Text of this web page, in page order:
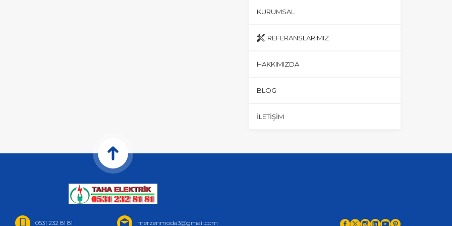
KURUMSAL
REFERANSLARIMIZ
HAKKIMIZDA
BLOG
İLETIŞIM
0531 232 81 81 merzenmoda3@gmail.com